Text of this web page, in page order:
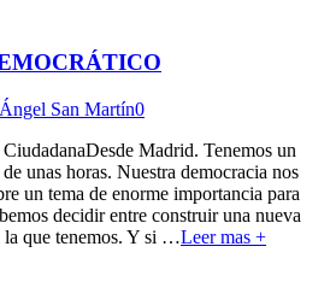
San Martín0
Madrid. Tenemos un
unas horas. Nuestra democracia nos
un tema de enorme importancia para
decidir entre construir una nueva
que tenemos. Y si …Leer mas +